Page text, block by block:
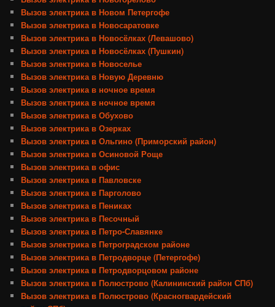
Вызов электрика в Новом Петергофе
Вызов электрика в Новосаратовке
Вызов электрика в Новосёлках (Левашово)
Вызов электрика в Новосёлках (Пушкин)
Вызов электрика в Новоселье
Вызов электрика в Новую Деревню
Вызов электрика в ночное время
Вызов электрика в ночное время
Вызов электрика в Обухово
Вызов электрика в Озерках
Вызов электрика в Ольгино (Приморский район)
Вызов электрика в Осиновой Роще
Вызов электрика в офис
Вызов электрика в Павловске
Вызов электрика в Парголово
Вызов электрика в Пениках
Вызов электрика в Песочный
Вызов электрика в Петро-Славянке
Вызов электрика в Петроградском районе
Вызов электрика в Петродворце (Петергофе)
Вызов электрика в Петродворцовом районе
Вызов электрика в Полюстрово (Калининский район СПб)
Вызов электрика в Полюстрово (Красногвардейский